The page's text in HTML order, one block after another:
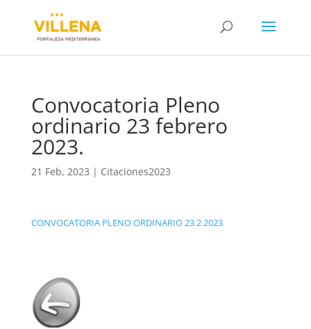
Convocatoria Pleno
ordinario 23 febrero
2023.
21 Feb, 2023 | Citaciones2023
CONVOCATORIA PLENO ORDINARIO 23 2 2023